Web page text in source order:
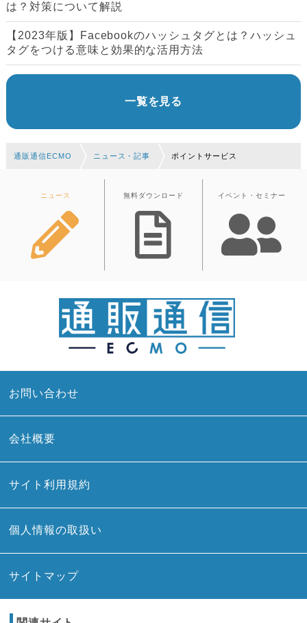
は？対策について解説
【2023年版】Facebookのハッシュタグとは？ハッシュ
タグをつける意味と効果的な活用方法
一覧を見る
通販通信ECMO ニュース・記事 ポイントサービス
ニュース 無料ダウンロード イベント・セミナー
お問い合わせ
会社概要
サイト利用規約
個人情報の取扱い
サイトマップ